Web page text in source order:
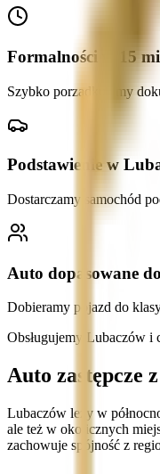
Formalności w 15
Szybko porządkujemy
Podstawienie w
Dostarczamy samochód
Auto dopasowane
Dobieramy pojazd do
Obsługujemy Lubaczów i
Auto zastępcze
Lubaczów leży w
ale też w okolicznych
zachowuje spójność z